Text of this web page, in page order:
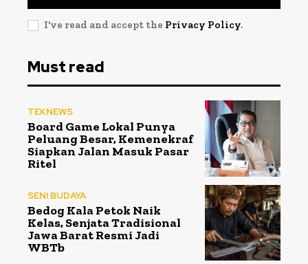
I've read and accept the Privacy Policy.
Must read
TEKNEWS
Board Game Lokal Punya
Peluang Besar, Kemenekraf
Siapkan Jalan Masuk Pasar
Ritel
SENI BUDAYA
Bedog Kala Petok Naik
Kelas, Senjata Tradisional
Jawa Barat Resmi Jadi
WBTb